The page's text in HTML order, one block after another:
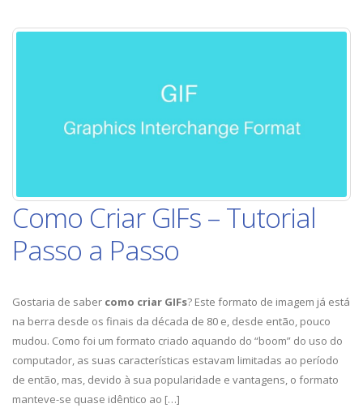
Como Criar GIFs – Tutorial
Passo a Passo
Gostaria de saber como criar GIFs? Este formato de imagem já está
na berra desde os finais da década de 80 e, desde então, pouco
mudou. Como foi um formato criado aquando do “boom” do uso do
computador, as suas características estavam limitadas ao período
de então, mas, devido à sua popularidade e vantagens, o formato
manteve-se quase idêntico ao […]